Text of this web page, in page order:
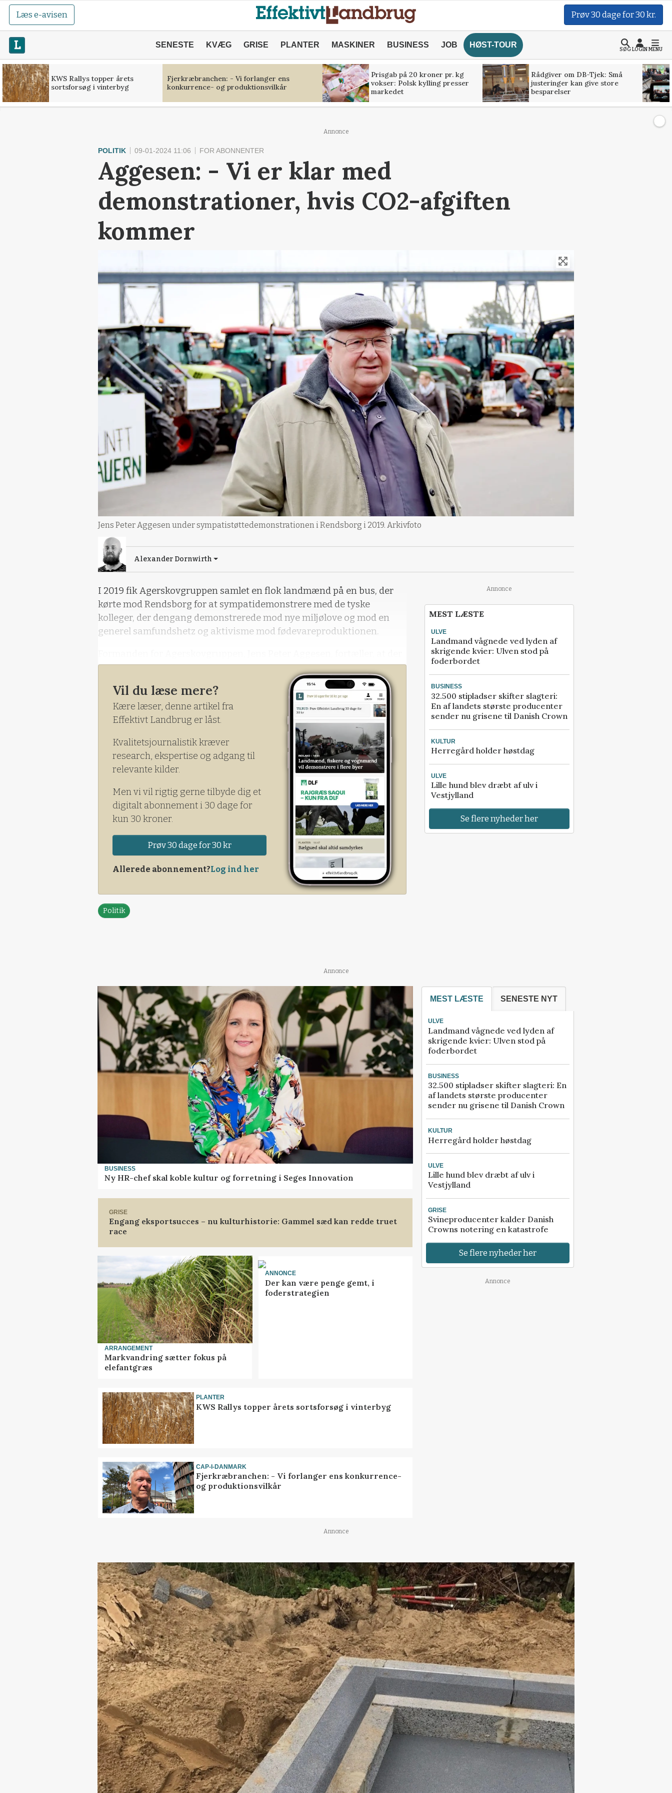
Læs e-avisen Prøv 30 dage for 30 kr.
SENESTE KVÆG GRISE PLANTER MASKINER BUSINESS JOB HØST-TOUR
SØGLOGINMENU
KWS Rallys topper årets
sortsforsøg i vinterbyg
Fjerkræbranchen: - Vi forlanger ens
konkurrence- og produktionsvilkår
Prisgab på 20 kroner pr. kg
vokser: Polsk kylling presser
markedet
Rådgiver om DB-Tjek: Små
justeringer kan give store
besparelser
Annonce
POLITIK 09-01-2024 11:06 FOR ABONNENTER
Aggesen: - Vi er klar med
demonstrationer, hvis CO2-afgiften
kommer
Jens Peter Aggesen under sympatistøttedemonstrationen i Rendsborg i 2019. Arkivfoto
Alexander Dornwirth
I 2019 fik Agerskovgruppen samlet en flok landmænd på en bus, der
kørte mod Rendsborg for at sympatidemonstrere med de tyske
kolleger, der dengang demonstrerede mod nye miljølove og mod en
generel samfundshetz og aktivisme mod fødevareproduktionen.
denne gang indtil videre ikke er planer fra Agerskovgruppens side om
at lave støttedemonstrationer til fordel for tyskerne.
Vil du læse mere?
Kære læser, denne artikel fra
Effektivt Landbrug er låst.
Kvalitetsjournalistik kræver
research, ekspertise og adgang til
relevante kilder.
Men vi vil rigtig gerne tilbyde dig et
digitalt abonnement i 30 dage for
kun 30 kroner.
Prøv 30 dage for 30 kr
Allerede abonnement?Log ind her
Politik
Annonce
MEST LÆSTE
ULVE
Landmand vågnede ved lyden af
skrigende kvier: Ulven stod på
foderbordet
BUSINESS
32.500 stipladser skifter slagteri:
En af landets største producenter
sender nu grisene til Danish Crown
KULTUR
Herregård holder høstdag
ULVE
Lille hund blev dræbt af ulv i
Vestjylland
Se flere nyheder her
Annonce
BUSINESS
Ny HR-chef skal koble kultur og forretning i Seges Innovation
GRISE
Engang eksportsucces – nu kulturhistorie: Gammel sæd kan redde truet
race
ARRANGEMENT
Markvandring sætter fokus på
elefantgræs
ANNONCE
Der kan være penge gemt, i
foderstrategien
PLANTER
KWS Rallys topper årets sortsforsøg i vinterbyg
CAP-I-DANMARK
Fjerkræbranchen: - Vi forlanger ens konkurrence-
og produktionsvilkår
MEST LÆSTE SENESTE NYT
ULVE
Landmand vågnede ved lyden af
skrigende kvier: Ulven stod på
foderbordet
BUSINESS
32.500 stipladser skifter slagteri: En
af landets største producenter
sender nu grisene til Danish Crown
KULTUR
Herregård holder høstdag
ULVE
Lille hund blev dræbt af ulv i
Vestjylland
GRISE
Svineproducenter kalder Danish
Crowns notering en katastrofe
Se flere nyheder her
Annonce
Annonce